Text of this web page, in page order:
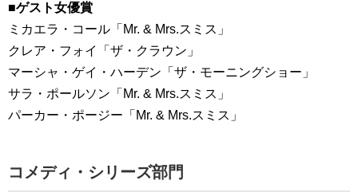
■ゲスト女優賞
ミカエラ・コール「Mr. & Mrs.スミス」
クレア・フォイ「ザ・クラウン」
マーシャ・ゲイ・ハーデン「ザ・モーニングショー」
サラ・ポールソン「Mr. & Mrs.スミス」
パーカー・ポージー「Mr. & Mrs.スミス」
コメディ・シリーズ部門